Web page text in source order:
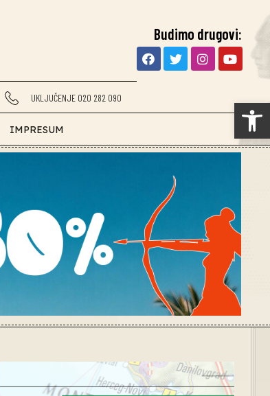
UKLJUČENJE 020 282 090
Budimo drugovi:
IMPRESUM